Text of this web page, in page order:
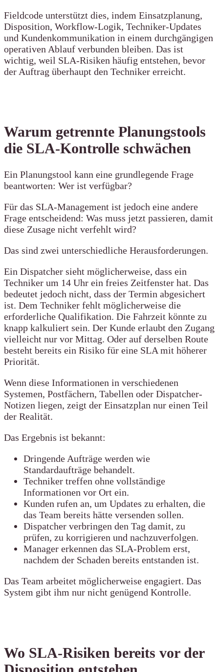
Fieldcode unterstützt dies, indem Einsatzplanung,
Disposition, Workflow-Logik, Techniker-Updates
und Kundenkommunikation in einem durchgängigen
operativen Ablauf verbunden bleiben. Das ist
wichtig, weil SLA-Risiken häufig entstehen, bevor
der Auftrag überhaupt den Techniker erreicht.
Warum getrennte Planungstools
die SLA-Kontrolle schwächen
Ein Planungstool kann eine grundlegende Frage
beantworten: Wer ist verfügbar?
Für das SLA-Management ist jedoch eine andere
Frage entscheidend: Was muss jetzt passieren, damit
diese Zusage nicht verfehlt wird?
Das sind zwei unterschiedliche Herausforderungen.
Ein Dispatcher sieht möglicherweise, dass ein
Techniker um 14 Uhr ein freies Zeitfenster hat. Das
bedeutet jedoch nicht, dass der Termin abgesichert
ist. Dem Techniker fehlt möglicherweise die
erforderliche Qualifikation. Die Fahrzeit könnte zu
knapp kalkuliert sein. Der Kunde erlaubt den Zugang
vielleicht nur vor Mittag. Oder auf derselben Route
besteht bereits ein Risiko für eine SLA mit höherer
Priorität.
Wenn diese Informationen in verschiedenen
Systemen, Postfächern, Tabellen oder Dispatcher-
Notizen liegen, zeigt der Einsatzplan nur einen Teil
der Realität.
Das Ergebnis ist bekannt:
Dringende Aufträge werden wie
Standardaufträge behandelt.
Techniker treffen ohne vollständige
Informationen vor Ort ein.
Kunden rufen an, um Updates zu erhalten, die
das Team bereits hätte versenden sollen.
Dispatcher verbringen den Tag damit, zu
prüfen, zu korrigieren und nachzuverfolgen.
Manager erkennen das SLA-Problem erst,
nachdem der Schaden bereits entstanden ist.
Das Team arbeitet möglicherweise engagiert. Das
System gibt ihm nur nicht genügend Kontrolle.
Wo SLA-Risiken bereits vor der